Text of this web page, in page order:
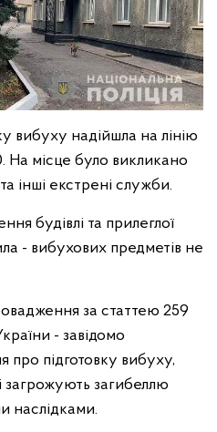
вибуху надійшла на лінію
На місце було викликано
інші екстрені служби.
будівлі та прилеглої
- вибухових предметів не
за статтею 259
- завідомо
про підготовку вибуху,
загрожують загибеллю
наслідками.